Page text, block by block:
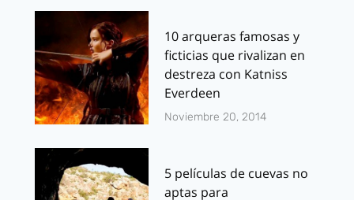
10 arqueras famosas y
ficticias que rivalizan en
destreza con Katniss
Everdeen
Noviembre 20, 2014
5 películas de cuevas no
aptas para